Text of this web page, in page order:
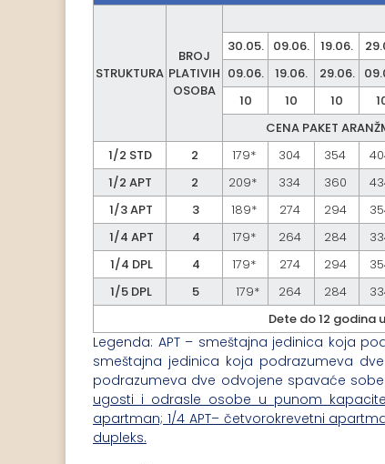
STRUKTURA
BROJ
PLATIVIH
OSOBA
30.05.
09.06. 19.06.
09.06.
19.06. 29.06.
10
10 10
CENA PAKET
1/2 STD
2 179* 304 354
1/2 APT
2 209* 334 360
1/3 APT
3 189* 274 294
1/4 APT
4 179* 264 284
1/4 DPL
4 179* 274 294
1/5 DPL
5 179* 264 284
Dete do 12 godina
Legenda: APT – smeštajna jedinica koja
smeštajna jedinica koja podrazumeva
podrazumeva dve odvojene spavaće
ugosti i odrasle osobe u punom
apartman; 1/4 APT– četvorokrevetni
dupleks.